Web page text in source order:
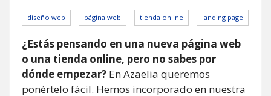
diseño web página web tienda online landing page
¿Estás pensando en una nueva página web
o una tienda online, pero no sabes por
dónde empezar? En Azaelia queremos
ponértelo fácil. Hemos incorporado en nuestra